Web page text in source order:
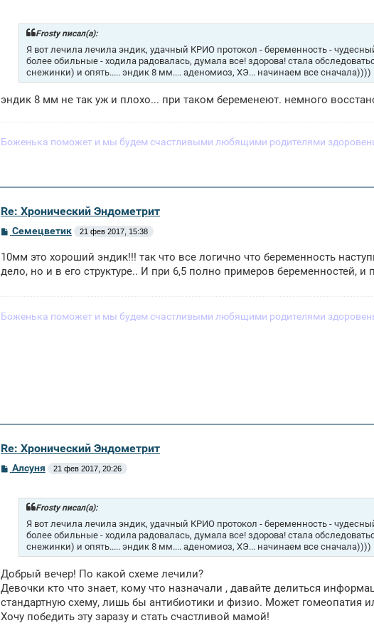
Frosty писал(а):
Я вот лечила лечила эндик, удачный КРИО протокол - беременность -
более обильные - ходила радовалась, думала все! здорова! стала
снежинки) и опять..... эндик 8 мм.... аденомиоз, ХЭ... начинаем все сначала))))
эндик 8 мм не так уж и плохо... при таком беременеют. немного
Боженька поможет и мы будем счастливыми любящими родителями
Re: Хронический Эндометрит
С
б
щ
Семецветик 21 фев 2017, 15:38
10мм это хороший эндик!!! так что все логично что беременность
дело, но и в его структуре.. И при 6,5 полно примеров беременностей, и
Боженька поможет и мы будем счастливыми любящими родителями
Re: Хронический Эндометрит
С
Алсуня 21 фев 2017, 20:26
Frosty писал(а):
Я вот лечила лечила эндик, удачный КРИО протокол - беременность -
более обильные - ходила радовалась, думала все! здорова! стала
снежинки) и опять..... эндик 8 мм.... аденомиоз, ХЭ... начинаем все сначала))))
Добрый вечер! По какой схеме лечили?
Девочки кто что знает, кому что назначали , давайте делиться
стандартную схему, лишь бы антибиотики и физио. Может гомеопатия
Хочу победить эту заразу и стать счастливой мамой!